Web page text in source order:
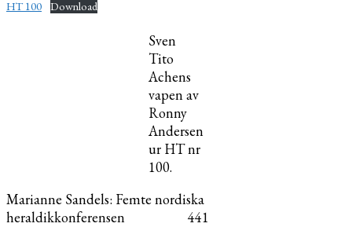
HT 100 Download
Sven
Tito
Achens
vapen av
Ronny
Andersen
ur HT nr
100.
Marianne Sandels: Femte nordiska
heraldikkonferensen 441